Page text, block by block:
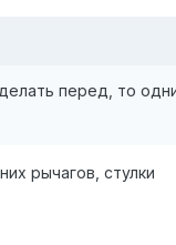
перед, то
рычагов, стулки